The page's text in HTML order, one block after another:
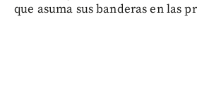
que asuma sus banderas en las